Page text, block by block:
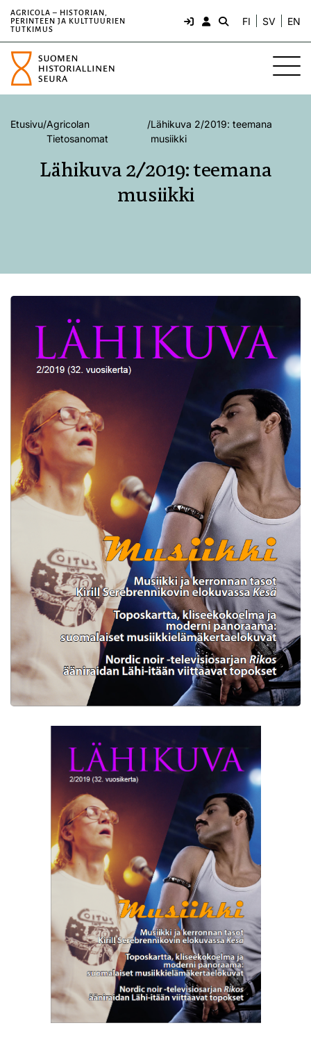
AGRICOLA – HISTORIAN,
PERINTEEN JA KULTTUURIEN
TUTKIMUS
FI SV EN
Etusivu/Agricolan
Tietosanomat
/Lähikuva 2/2019: teemana
musiikki
Lähikuva 2/2019: teemana
musiikki